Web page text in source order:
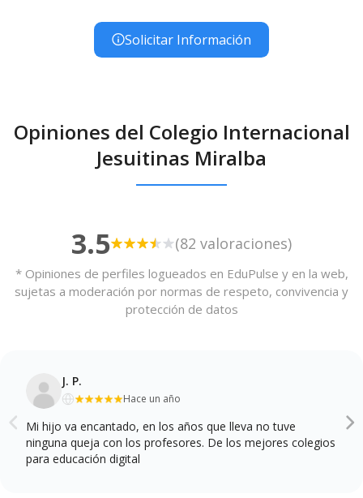
Solicitar Información
Opiniones del Colegio Internacional
Jesuitinas Miralba
3.5 (82 valoraciones)
* Opiniones de perfiles logueados en EduPulse y en la web,
sujetas a moderación por normas de respeto, convivencia y
protección de datos
J. P.
Hace un año
Mi hijo va encantado, en los años que lleva no tuve
ninguna queja con los profesores. De los mejores colegios
para educación digital